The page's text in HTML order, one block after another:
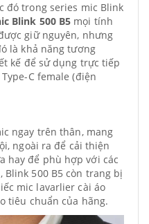
đó trong series mic Blink
Blink 500 B5 mọi tính
giữ nguyên, nhưng
là khả năng tương
kế để sử dụng trực tiếp
C female (điện
ngay trên thân, mang
ngoài ra để cải thiện
hay để phù hợp với các
500 B5 còn trang bị
mic lavarlier cài áo
tiêu chuẩn của hãng.